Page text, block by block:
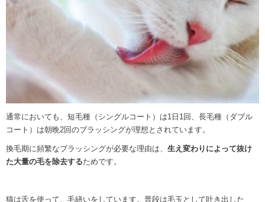
通常においても、短毛種（シングルコート）は1日1回、長毛種（ダブル
コート）は朝晩2回のブラッシングが理想とされています。
換毛期に頻繁なブラッシングが必要な理由は、 生え変わりによって抜け
た大量の毛を除去するためです。
猫は舌を使って、毛繕いをしています。普段は毛玉として吐き出した